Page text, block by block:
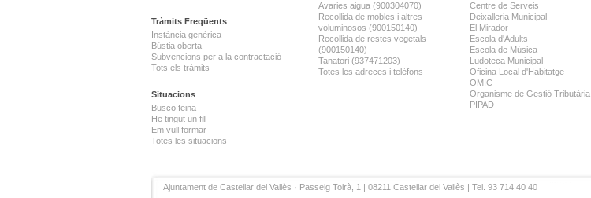
Tràmits Freqüents
Instància genèrica
Bústia oberta
Subvencions per a la contractació
Tots els tràmits
Situacions
Busco feina
He tingut un fill
Em vull formar
Totes les situacions
Avaries aigua (900304070)
Recollida de mobles i altres
voluminosos (900150140)
Recollida de restes vegetals
(900150140)
Tanatori (937471203)
Totes les adreces i telèfons
Centre de Serveis
Deixalleria Municipal
El Mirador
Escola d'Adults
Escola de Música
Ludoteca Municipal
Oficina Local d'Habitatge
OMIC
Organisme de Gestió Tributària
PIPAD
Ajuntament de Castellar del Vallès · Passeig Tolrà, 1 | 08211 Castellar del Vallès | Tel. 93 714 40 40